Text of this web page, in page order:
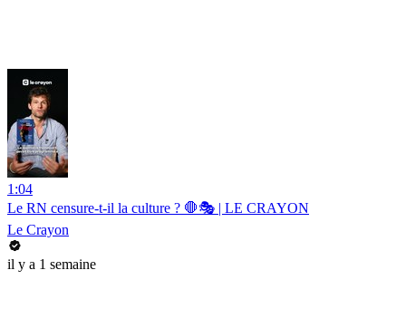
1:04
Le RN censure-t-il la culture ? 🛑🎭 | LE CRAYON
Le Crayon
il y a 1 semaine